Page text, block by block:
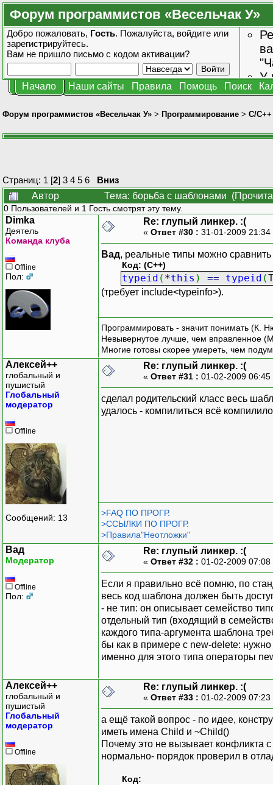
Форум программистов «Весельчак У»
Добро пожаловать, Гость. Пожалуйста, войдите или
зарегистрируйтесь.
Вам не пришло письмо с кодом активации?
У
Начало Наши сайты Правила Помощь Поиск
Форум программистов «Весельчак У» > Программирование > C/C++
Страниц: 1 [2] 3 4 5 6
Вниз
Автор
Тема: борьба с шаблонами
0 Пользователей и 1 Гость смотрят эту тему.
Dimka
Деятель
Команда клуба
Offline
Пол:
Re: глупый линкер. :(
« Ответ #30 : 31-01-2009
Вад, реальные типы можно сравнить
Код: (C++)
typeid ( *this ) == typeid (
(требует include<typeinfo>).
Программировать - значит понимать (К.
Невывернутое лучше, чем вправленное
Многие готовы скорее умереть, чем
Алексей++
глобальный и
пушистый
Глобальный
модератор
Offline
Сообщений: 13
Re: глупый линкер. :(
« Ответ #31 : 01-02-2009
сделал родительский класс весь
удалось - компилиться всё
>FAQ ПО ПРОГР.
>ССЫЛКИ ПО ПРОГР.
>Правила"Неотложки"
Вад
Модератор
Offline
Пол:
Re: глупый линкер. :(
« Ответ #32 : 01-02-2009
Если я правильно всё помню, по
весь код шаблона должен быть
- не тип: он описывает семейство
отдельный тип (входящий в
каждого типа-аргумента шаблона
бы как в примере с new-delete:
именно для этого типа операторы
Алексей++
глобальный и
пушистый
Глобальный
модератор
Offline
Re: глупый линкер. :(
« Ответ #33 : 01-02-2009
а ещё такой вопрос - по идее,
иметь имена Child и ~Child()
Почему это не вызывает конфликта
нормально- порядок проверил в
Код: